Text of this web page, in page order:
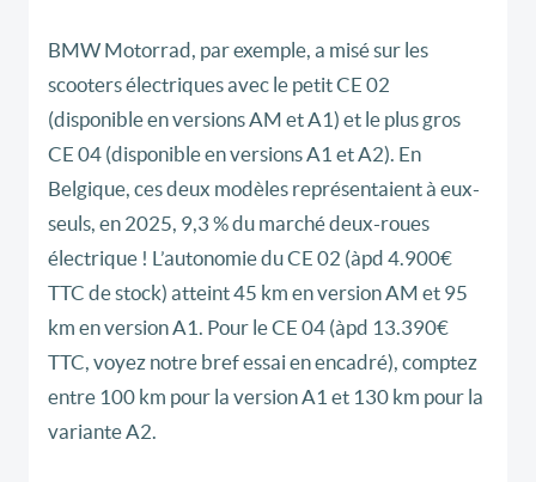
BMW Motorrad, par exemple, a misé sur les
scooters électriques avec le petit CE 02
(disponible en versions AM et A1) et le plus gros
CE 04 (disponible en versions A1 et A2). En
Belgique, ces deux modèles représentaient à eux-
seuls, en 2025, 9,3 % du marché deux-roues
électrique ! L’autonomie du CE 02 (àpd 4.900€
TTC de stock) atteint 45 km en version AM et 95
km en version A1. Pour le CE 04 (àpd 13.390€
TTC, voyez notre bref essai en encadré), comptez
entre 100 km pour la version A1 et 130 km pour la
variante A2.